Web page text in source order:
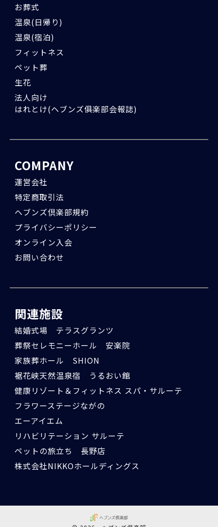
お葬式
温泉(日帰り)
温泉(宿泊)
フィットネス
ペット葬
生花
法人向け
はれとけ(ヘブンズ俱楽部会報誌)
COMPANY
運営会社
特定商取引法
ヘブンズ倶楽部規約
プライバシーポリシー
オンライン入会
お問い合わせ
関連施設
結婚式場 テラスグランツ
葬祭セレモニーホール 安楽院
家族葬ホール SHION
裾花峡天然温泉宿 うるおい館
健康リゾート＆フィットネス スパ・サルーテ
フラワーステージながの
エーアイエム
リハビリテーション サルーテ
ペットの旅立ち 長野店
株式会社NIKKOホールディングス